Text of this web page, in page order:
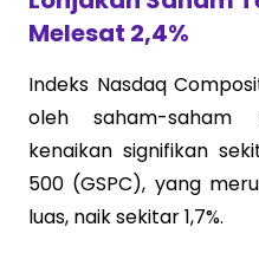
Melesat 2,4%
Indeks Nasdaq
oleh saham-saham
kenaikan signifikan
500 (GSPC), yang
luas, naik sekitar 1,7%.